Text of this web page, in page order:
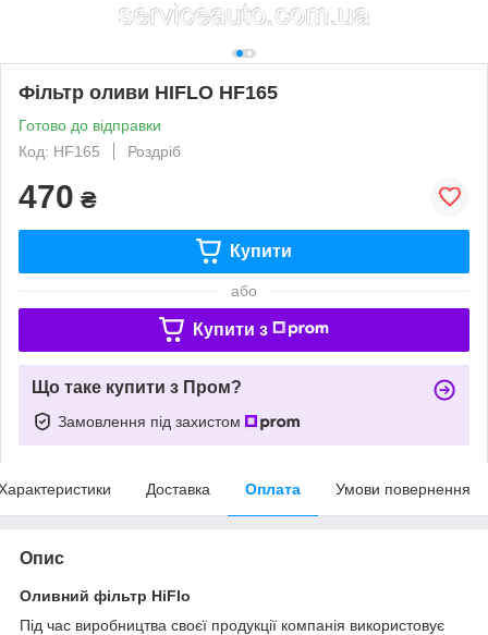
Фільтр оливи HIFLO HF165
Готово до відправки
Код: HF165
Роздріб
470 ₴
Купити
або
Купити з
Що таке купити з Пром?
Замовлення під захистом
Доставка Оплата Умови повернення
Опис
Оливний фільтр HiFlo
Під час виробництва своєї продукції компанія використовує